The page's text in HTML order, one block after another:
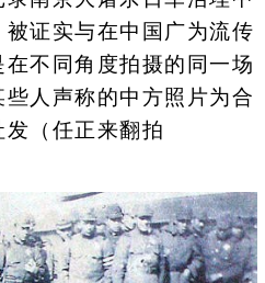
证实与在中国广为流传
不同角度拍摄的同一场
人声称的中方照片为合
（任正来翻拍